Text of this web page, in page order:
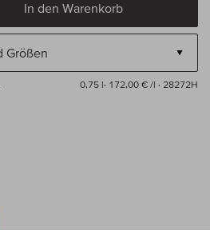
In den Warenkorb
0,75 l· 172,00 € /l · 28272H